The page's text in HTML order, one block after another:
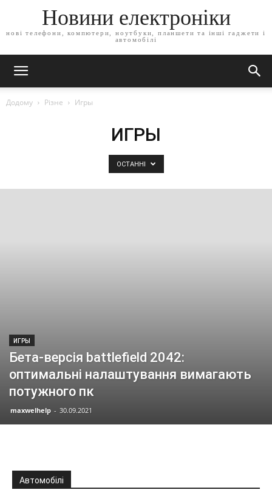
Новини електроніки
нові телефони, компютери, ноутбуки, планшети та інші гаджети і
автомобілі
Додому Різне Игры
ИГРЫ
ОСТАННІ
ИГРЫ
Бета-версія battlefield 2042:
оптимальні налаштування вимагають
потужного пк
maxwelhelp - 30.09.2021
Автомобілі